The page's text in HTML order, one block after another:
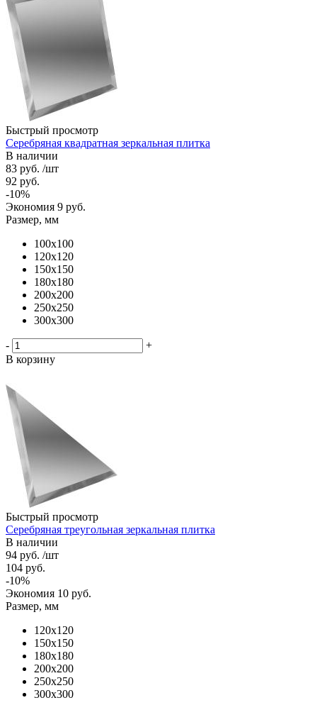
Быстрый просмотр
Серебряная квадратная зеркальная плитка
В наличии
83 руб. /шт
92 руб.
-10%
Экономия 9 руб.
Размер, мм
100х100
120х120
150х150
180х180
200х200
250х250
300х300
-
+
В корзину
Быстрый просмотр
Серебряная треугольная зеркальная плитка
В наличии
94 руб. /шт
104 руб.
-10%
Экономия 10 руб.
Размер, мм
120х120
150х150
180х180
200х200
250х250
300х300